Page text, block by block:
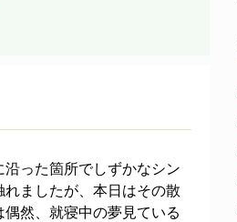
った箇所でしずかなシン
ましたが、本日はその散
然、就寝中の夢見ている